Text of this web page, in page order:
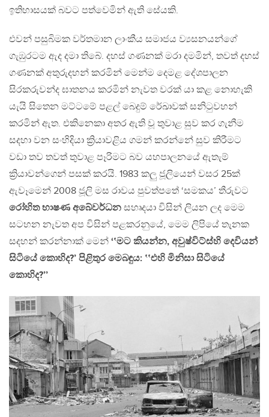
ඉතිහාසයක් බවට පත්වෙමින් ඇති සේයකි.
එවන් පසුබිමක වර්තමාන ලාංකීය සමාජය ව්‍යසනයන්ගේ
ගැඹුරටම ඇද දමා තිබේ. දහස් ගණනක් මරා දමමින්, තවත් දහස්
ගණනක් අතුරුදහන් කරමින් මෙන්ම දෙමළ දේශපාලන
සිරකරුවන්ද ඝාතනය කරමින් නැවත වරක් යා කළ නොහැකි
යැයි සිතෙන මට්ටමේ පළල් බෙදුම් රේඛාවක් සනිටුවහන්
කරමින් ඇත. එකිනෙකා අතර ඇති වූ තුවාළ සුව කර ගැනීම
සදහා වන සංහිදියා ක්‍රියාවළිය ගමන් කරන්නේ සුව කිරීමට
වඩා තව තවත් තුවාළ පෑරිමට බව යහපාලනයේ ඇතැම්
ක්‍රියාවන්ගෙන් පසක් කරයි. 1983 කලු ජූලියෙන් වසර 25ක්
ඇවෑමෙන් 2008 ජූලි මස රාවය පුවත්පතේ ‘සමකය’ තීරුවට
රෝහිත භාෂණ අබේවර්ධන සහෘදයා විසින් ලියන ලද‍ මෙම
සටහන නැවත අප විසින් පළකරනුයේ, මෙම ලිපියේ තැනක
සදහන් කරන්නාක් මෙන් ‘‛මට කියන්න, අවුෂ්විට්ස්හි දෙවියන්
සිටියේ කොහිද?’ පිළිතුර මෙබඳුය: ‛‛එහි මිනිසා සිටියේ
කොහිද?’’